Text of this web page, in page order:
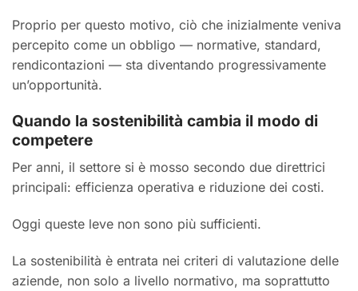
Proprio per questo motivo, ciò che inizialmente veniva
percepito come un obbligo — normative, standard,
rendicontazioni — sta diventando progressivamente
un’opportunità.
Quando la sostenibilità cambia il modo di
competere
Per anni, il settore si è mosso secondo due direttrici
principali: efficienza operativa e riduzione dei costi.
Oggi queste leve non sono più sufficienti.
La sostenibilità è entrata nei criteri di valutazione delle
aziende, non solo a livello normativo, ma soprattutto